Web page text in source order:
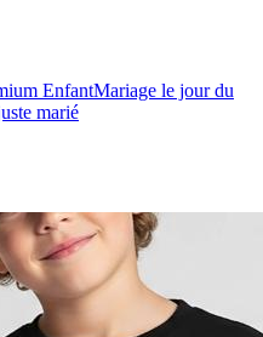
EnfantMariage le jour du
marié